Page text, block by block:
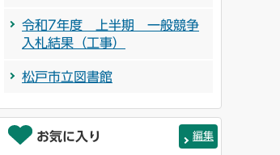
令和7年度 上半期 一般競争
入札結果（工事）
松戸市立図書館
お気に入り 編集